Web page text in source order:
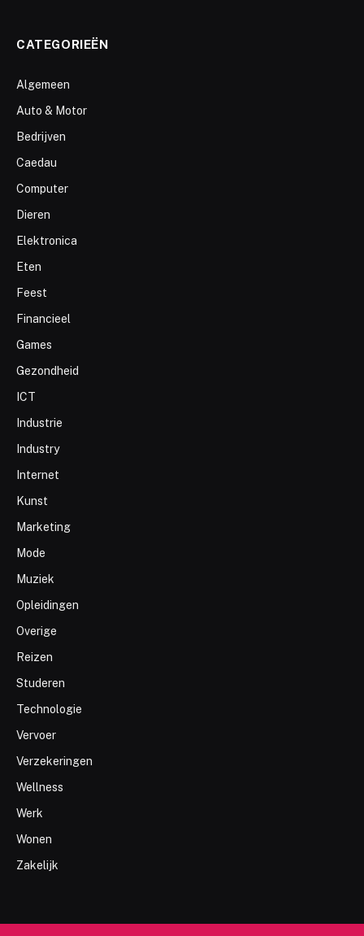
CATEGORIEËN
Algemeen
Auto & Motor
Bedrijven
Caedau
Computer
Dieren
Elektronica
Eten
Feest
Financieel
Games
Gezondheid
ICT
Industrie
Industry
Internet
Kunst
Marketing
Mode
Muziek
Opleidingen
Overige
Reizen
Studeren
Technologie
Vervoer
Verzekeringen
Wellness
Werk
Wonen
Zakelijk